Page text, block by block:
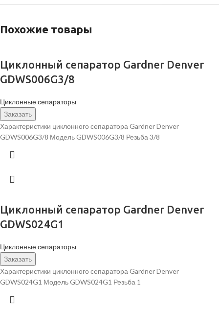
Похожие товары
Циклонный сепаратор Gardner Denver
GDWS006G3/8
Циклонные сепараторы
Заказать
Характеристики циклонного сепаратора Gardner Denver
GDWS006G3/8 Модель GDWS006G3/8 Резьба 3/8
Циклонный сепаратор Gardner Denver
GDWS024G1
Циклонные сепараторы
Заказать
Характеристики циклонного сепаратора Gardner Denver
GDWS024G1 Модель GDWS024G1 Резьба 1